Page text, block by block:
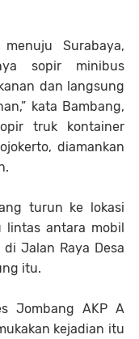
Surabaya,
sopir minibus
dan langsung
kata Bambang,
truk kontainer
diamankan
turun ke lokasi
lintas antara mobil
Jalan Raya Desa
itu.
Jombang AKP A
kejadian itu